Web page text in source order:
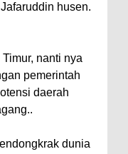
husen.
nanti nya
pemerintah
daerah
dunia